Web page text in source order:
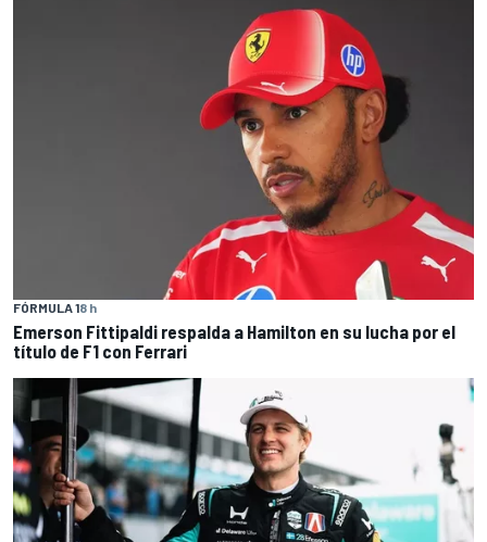
FÓRMULA 18 h
Emerson Fittipaldi respalda a Hamilton en su lucha por el
título de F1 con Ferrari